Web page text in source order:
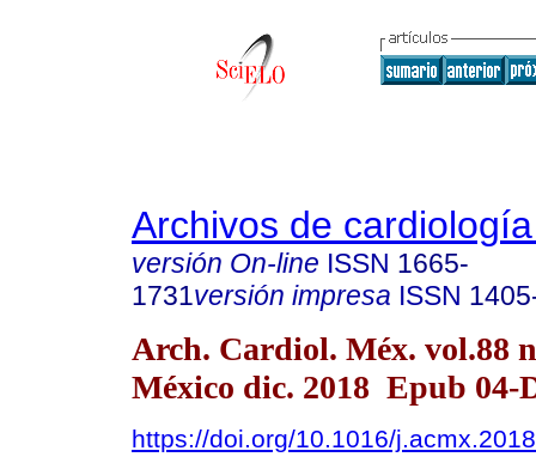
Archivos de
versión On-line ISSN 1665-
1731versión impresa ISSN
Arch. Cardiol. Méx. vol.88
México dic. 2018 Epub 04-
https://doi.org/10.1016/